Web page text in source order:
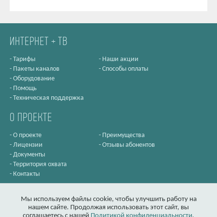
ИНТЕРНЕТ + ТВ
-
Тарифы
-
Пакеты каналов
- Оборудование
-
Помощь
-
Техническая поддержка
- Наши акции
- Способы оплаты
О ПРОЕКТЕ
- О проекте
- Лицензии
- Документы
-
Территория охвата
- Контакты
-
Преимущества
- Отзывы абонентов
Мы используем файлы cookie, чтобы улучшить работу на
нашем сайте. Продолжая использовать этот сайт, вы